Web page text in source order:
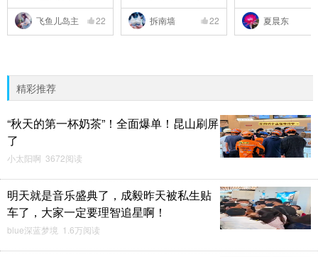
..
飞鱼儿岛主
22 拆南墙 22 夏晨东
精彩推荐
“秋天的第一杯奶茶”！全面爆单！昆山刷屏
了
小太阳啊 3672阅读
明天就是音乐盛典了，成毅昨天被私生贴
车了，大家一定要理智追星啊！
blue深蓝梦境 1.6万阅读